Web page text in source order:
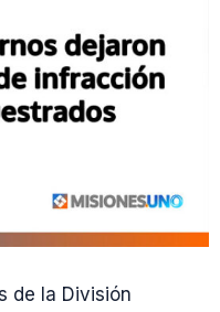
de la División